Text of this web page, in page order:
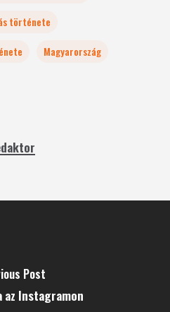
története
Magyarország
Post
az Instagramon